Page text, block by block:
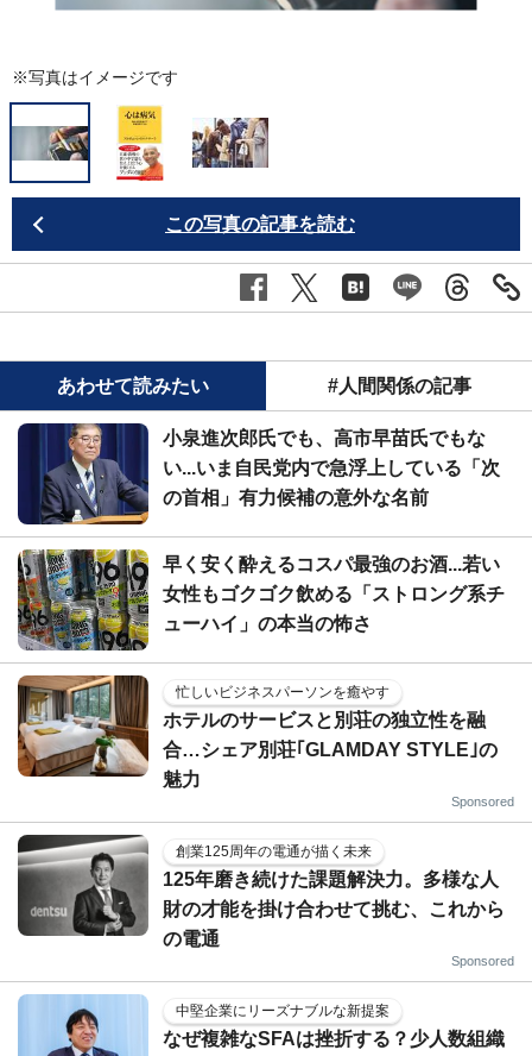
※写真はイメージです
この写真の記事を読む
あわせて読みたい #人間関係の記事
小泉進次郎氏でも、高市早苗氏でもな
い...いま自民党内で急浮上している「次
の首相」有力候補の意外な名前
早く安く酔えるコスパ最強のお酒...若い
女性もゴクゴク飲める「ストロング系チ
ューハイ」の本当の怖さ
忙しいビジネスパーソンを癒やす
ホテルのサービスと別荘の独立性を融
合…シェア別荘｢GLAMDAY STYLE｣の
魅力
Sponsored
創業125周年の電通が描く未来
125年磨き続けた課題解決力。多様な人
財の才能を掛け合わせて挑む、これから
の電通
Sponsored
中堅企業にリーズナブルな新提案
なぜ複雑なSFAは挫折する？少人数組織